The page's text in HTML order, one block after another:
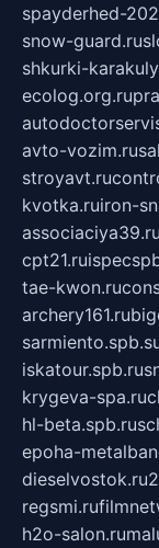
spayderhed-
snow-guard.ru
shkurki-
ecolog.org.ru
avto-vozim.ru
stroyavt.ru
kvotka.ruiron-
associaciya39.ru
cpt21.ru
tae-kwon.ru
archery161.ru
iskatour.spb.ru
krygeva-spa.ru
hl-beta.spb.ru
epoha-
dieselvostok.ru
regsmi.ru
h2o-salon.ru